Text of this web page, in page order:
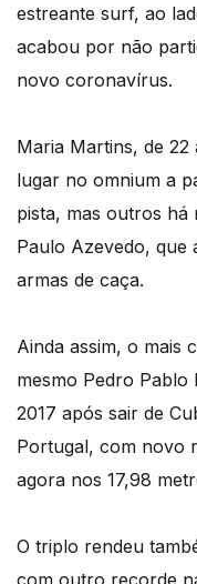
estreante surf, ao
acabou por não
novo coronavírus.
Maria Martins, de
lugar no omnium a
pista, mas outros há
Paulo Azevedo, que
armas de caça.
Ainda assim, o mais
mesmo Pedro
2017 após sair de
Portugal, com novo
agora nos 17,98
O triplo rendeu